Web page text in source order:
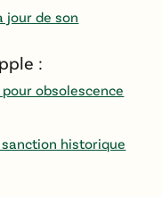
jour de son
:
obsolescence
sanction historique